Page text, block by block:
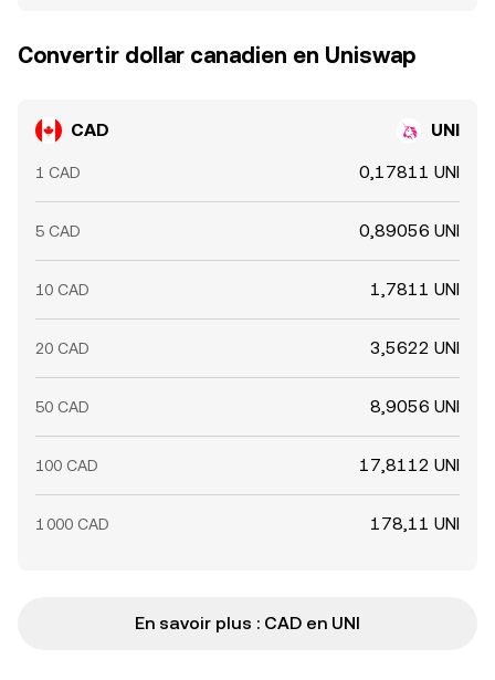
Convertir dollar canadien en Uniswap
CAD UNI
1 CAD 0,17811 UNI
5 CAD 0,89056 UNI
10 CAD 1,7811 UNI
20 CAD 3,5622 UNI
50 CAD 8,9056 UNI
100 CAD 17,8112 UNI
1 000 CAD 178,11 UNI
En savoir plus : CAD en UNI